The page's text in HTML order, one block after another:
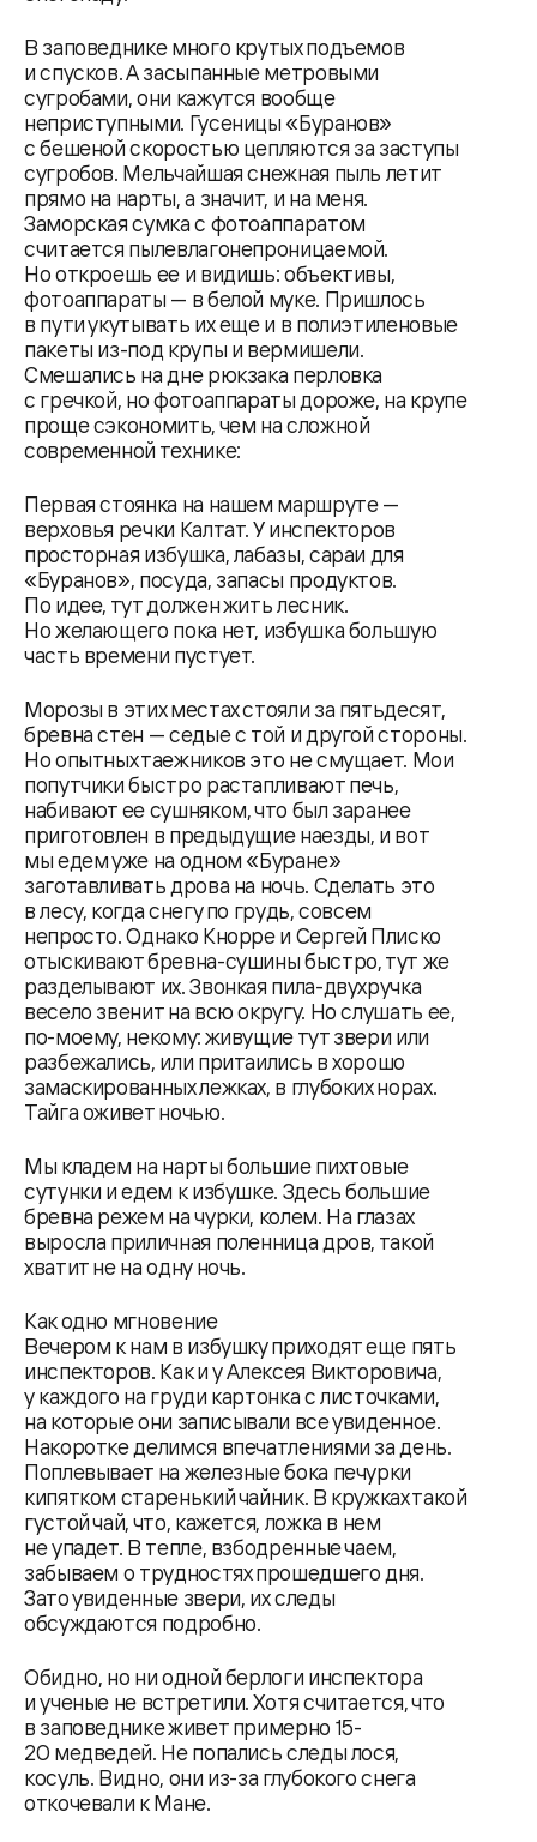
В заповеднике много крутых подъемов
и спусков. А засыпанные метровыми
сугробами, они кажутся вообще
неприступными. Гусеницы «Буранов»
с бешеной скоростью цепляются за заступы
сугробов. Мельчайшая снежная пыль летит
прямо на нарты, а значит, и на меня.
Заморская сумка с фотоаппаратом
считается пылевлагонепроницаемой.
Но откроешь ее и видишь: объективы,
фотоаппараты — в белой муке. Пришлось
в пути укутывать их еще и в полиэтиленовые
пакеты из-под крупы и вермишели.
Смешались на дне рюкзака перловка
с гречкой, но фотоаппараты дороже, на крупе
проще сэкономить, чем на сложной
современной технике:
Первая стоянка на нашем маршруте —
верховья речки Калтат. У инспекторов
просторная избушка, лабазы, сараи для
«Буранов», посуда, запасы продуктов.
По идее, тут должен жить лесник.
Но желающего пока нет, избушка большую
часть времени пустует.
Морозы в этих местах стояли за пятьдесят,
бревна стен — седые с той и другой стороны.
Но опытных таежников это не смущает. Мои
попутчики быстро растапливают печь,
набивают ее сушняком, что был заранее
приготовлен в предыдущие наезды, и вот
мы едем уже на одном «Буране»
заготавливать дрова на ночь. Сделать это
в лесу, когда снегу по грудь, совсем
непросто. Однако Кнорре и Сергей Плиско
отыскивают бревна-сушины быстро, тут же
разделывают их. Звонкая пила-двухручка
весело звенит на всю округу. Но слушать ее,
по-моему, некому: живущие тут звери или
разбежались, или притаились в хорошо
замаскированных лежках, в глубоких норах.
Тайга оживет ночью.
Мы кладем на нарты большие пихтовые
сутунки и едем к избушке. Здесь большие
бревна режем на чурки, колем. На глазах
выросла приличная поленница дров, такой
хватит не на одну ночь.
Как одно мгновение
Вечером к нам в избушку приходят еще пять
инспекторов. Как и у Алексея Викторовича,
у каждого на груди картонка с листочками,
на которые они записывали все увиденное.
Накоротке делимся впечатлениями за день.
Поплевывает на железные бока печурки
кипятком старенький чайник. В кружках такой
густой чай, что, кажется, ложка в нем
не упадет. В тепле, взбодренные чаем,
забываем о трудностях прошедшего дня.
Зато увиденные звери, их следы
обсуждаются подробно.
Обидно, но ни одной берлоги инспектора
и ученые не встретили. Хотя считается, что
в заповеднике живет примерно 15-
20 медведей. Не попались следы лося,
косуль. Видно, они из-за глубокого снега
откочевали к Мане.